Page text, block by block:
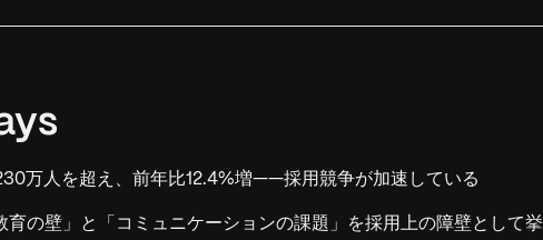
万人を超え、前年比12.4%増——採用競争が加速している
の壁」と「コミュニケーションの課題」を採用上の障壁として挙